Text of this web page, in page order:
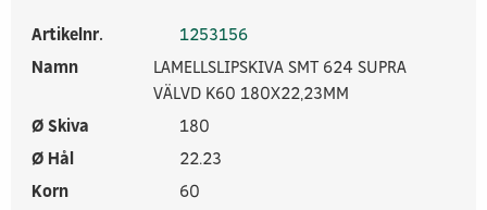
Artikelnr.
1253156
Namn
LAMELLSLIPSKIVA SMT 624 SUPRA
VÄLVD K60 180X22,23MM
Ø Skiva
180
Ø Hål
22.23
Korn
60